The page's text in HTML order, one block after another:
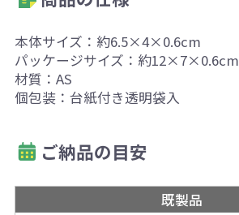
本体サイズ：約6.5×4×0.6cm
パッケージサイズ：約12×7×0.6cm
材質：AS
個包装：台紙付き透明袋入
ご納品の目安
既製品